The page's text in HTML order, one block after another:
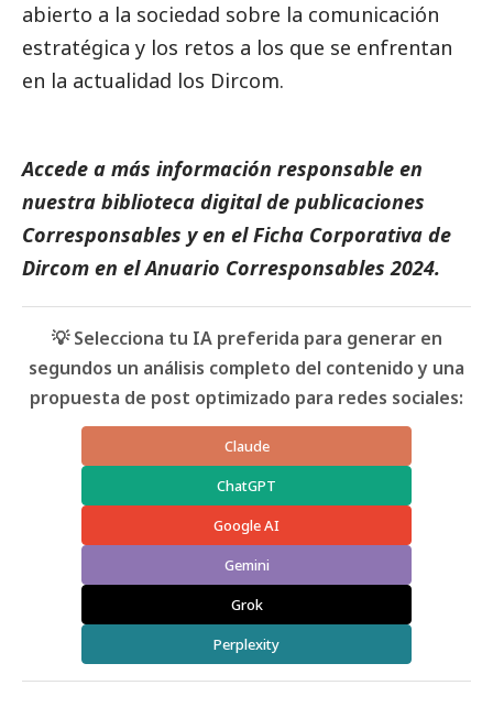
abierto a la sociedad sobre la comunicación
estratégica y los retos a los que se enfrentan
en la actualidad los Dircom.
Accede a más información responsable en
nuestra biblioteca digital de publicaciones
Corresponsables y en elFicha Corporativa de
Dircom en elAnuario Corresponsables 2024.
💡 Selecciona tu IA preferida para generar en
segundos un análisis completo del contenido y una
propuesta de post optimizado para redes sociales:
Claude
ChatGPT
Google AI
Gemini
Grok
Perplexity